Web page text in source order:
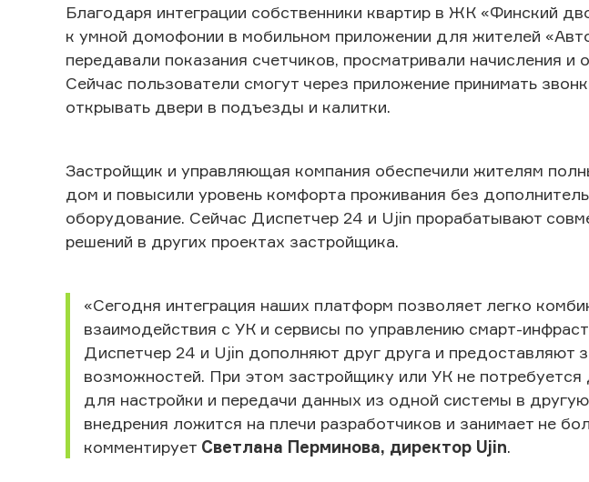
Благодаря интеграции собственники квартир в ЖК «Финский
к умной домофонии в мобильном приложении для жителей
передавали показания счетчиков, просматривали начисления и
Сейчас пользователи смогут через приложение принимать
открывать двери в подъезды и калитки.
Застройщик и управляющая компания обеспечили жителям
дом и повысили уровень комфорта проживания без
оборудование. Сейчас Диспетчер 24 и Ujin прорабатывают
решений в других проектах застройщика.
«Сегодня интеграция наших платформ позволяет легко
взаимодействия с УК и сервисы по управлению смарт-
Диспетчер 24 и Ujin дополняют друг друга и предоставляют
возможностей. При этом застройщику или УК не потребуется
для настройки и передачи данных из одной системы в
внедрения ложится на плечи разработчиков и занимает не
комментирует Светлана Перминова, директор Ujin.